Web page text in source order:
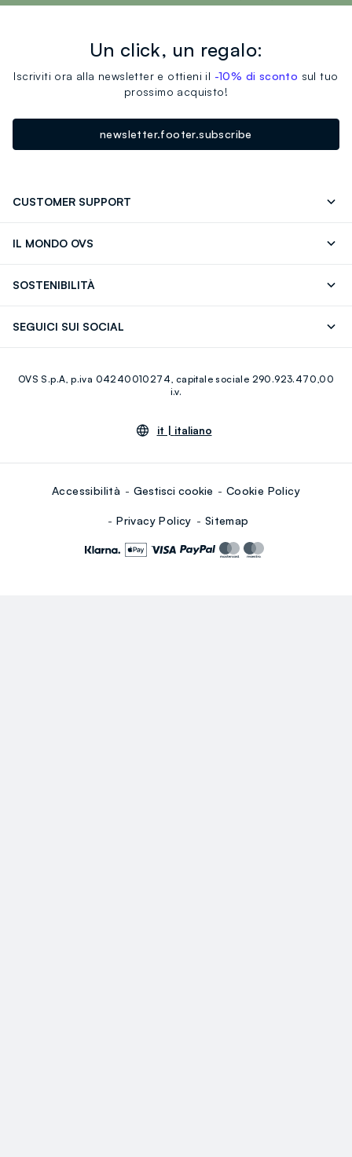
Un click, un regalo:
Iscriviti ora alla newsletter e ottieni il -10% di sconto sul tuo
prossimo acquisto!
newsletter.footer.subscribe
CUSTOMER SUPPORT
IL MONDO OVS
Giftcard
SOSTENIBILITÀ
SEGUICI SUI SOCIAL
Youtube Linkedin
OVS S.p.A, p.iva 04240010274, capitale sociale 290.923.470,00
i.v.
it | italiano
Accessibilità Gestisci cookie Cookie Policy
Privacy Policy Sitemap